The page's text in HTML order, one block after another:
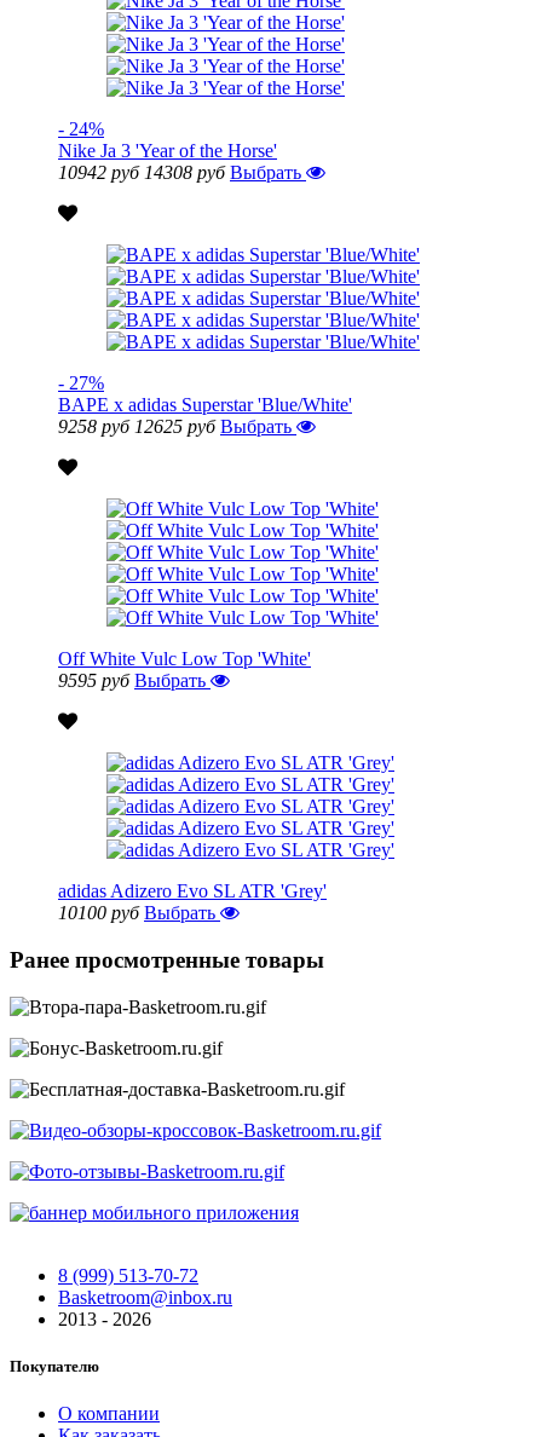
- 24%
Nike Ja 3 'Year of the Horse'
10942 руб 14308 руб Выбрать
- 27%
BAPE x adidas Superstar 'Blue/White'
9258 руб 12625 руб Выбрать
Off White Vulc Low Top 'White'
9595 руб Выбрать
adidas Adizero Evo SL ATR 'Grey'
10100 руб Выбрать
Ранее просмотренные товары
8 (999) 513-70-72
Basketroom@inbox.ru
2013 - 2026
Покупателю
О компании